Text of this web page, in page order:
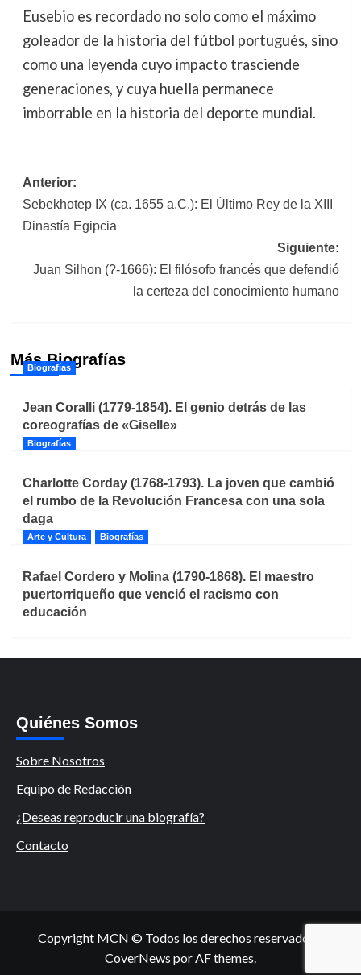
Eusebio es recordado no solo como el máximo
goleador de la historia del fútbol portugués, sino
como una leyenda cuyo impacto trasciende
generaciones, y cuya huella permanece
imborrable en la historia del deporte mundial.
Navegación
de
Anterior:
Sebekhotep IX (ca. 1655 a.C.): El Último Rey de la XIII
Dinastía Egipcia
Siguiente:
Juan Silhon (?-1666): El filósofo francés que defendió
la certeza del conocimiento humano
Más Biografías
Biografías
Jean Coralli (1779-1854). El genio detrás de las
coreografías de «Giselle»
Biografías
Charlotte Corday (1768-1793). La joven que cambió
el rumbo de la Revolución Francesa con una sola
daga
Arte y Cultura Biografías
Rafael Cordero y Molina (1790-1868). El maestro
puertorriqueño que venció el racismo con
educación
Quiénes Somos
Sobre Nosotros
Equipo de Redacción
¿Deseas reproducir una biografía?
Contacto
Copyright MCN © Todos los derechos reservados.
CoverNews por AF themes.